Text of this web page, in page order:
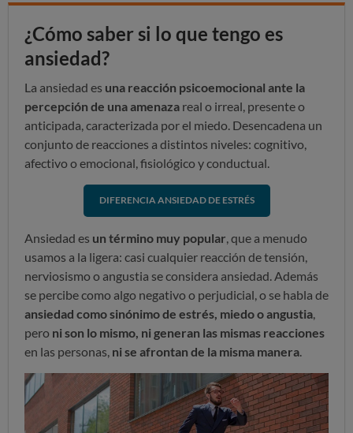
¿Cómo saber si lo que tengo es
ansiedad?
La ansiedad es una reacción psicoemocional ante la
percepción de una amenaza real o irreal, presente o
anticipada, caracterizada por el miedo. Desencadena un
conjunto de reacciones a distintos niveles: cognitivo,
afectivo o emocional, fisiológico y conductual.
DIFERENCIA ANSIEDAD DE ESTRÉS
Ansiedad es un término muy popular , que a menudo
usamos a la ligera: casi cualquier reacción de tensión,
nerviosismo o angustia se considera ansiedad. Además
se percibe como algo negativo o perjudicial, o se habla de
ansiedad como sinónimo de estrés, miedo o angustia
pero ni son lo mismo, ni generan las mismas reacciones
en las personas, ni se afrontan de la misma manera